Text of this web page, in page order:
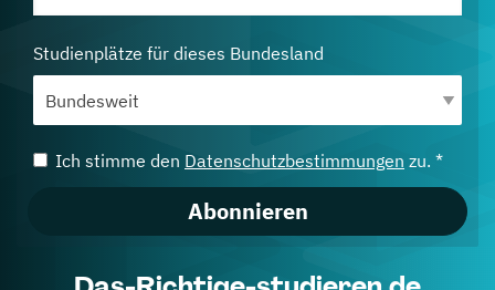
Studienplätze für dieses Bundesland
Ich stimme den Datenschutzbestimmungen zu. *
Abonnieren